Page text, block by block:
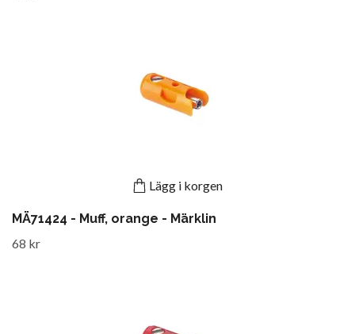
Lägg i korgen
MÄ71424 - Muff, orange - Märklin
68 kr